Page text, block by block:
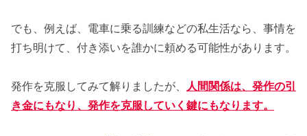
でも、例えば、電車に乗る訓練などの私生活なら、事情を
打ち明けて、付き添いを誰かに頼める可能性があります。
発作を克服してみて解りましたが、 人間関係は、発作の引
き金にもなり、発作を克服していく鍵にもなります。